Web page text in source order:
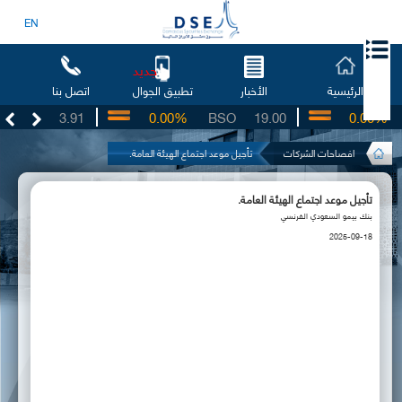
EN
الرئيسية الأخبار تطبيق الجوال
جديد
اتصل بنا
3.91
UG 19.00
BSO
0.00% 0.00%
افصاحات الشركات تأجيل موعد اجتماع الهيئة العامة.
تأجيل موعد اجتماع الهيئة العامة.
بنك بيمو السعودي الفرنسي
2025-09-18